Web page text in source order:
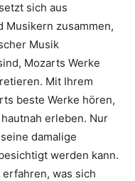
sich aus
zusammen,
Musik
Mozarts Werke
Mit Ihrem
beste Werke hören,
erleben. Nur
damalige
werden kann.
was sich